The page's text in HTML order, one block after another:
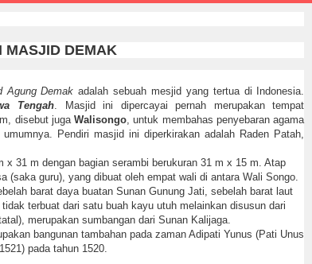
MASJID DEMAK
Agung Demak adalah sebuah mesjid yang tertua di Indonesia.
Tengah. Masjid ini dipercayai pernah merupakan tempat
disebut jugaWalisongo, untuk membahas penyebaran agama
Pendiri masjid ini diperkirakan adalah Raden Patah,
31 m dengan bagian serambi berukuran 31 m x 15 m. Atap
(saka guru), yang dibuat oleh empat wali di antara Wali Songo.
barat daya buatan Sunan Gunung Jati, sebelah barat laut
terbuat dari satu buah kayu utuh melainkan disusun dari
merupakan sumbangan dari Sunan Kalijaga.
bangunan tambahan pada zaman Adipati Yunus (Pati Unus
pada tahun 1520.